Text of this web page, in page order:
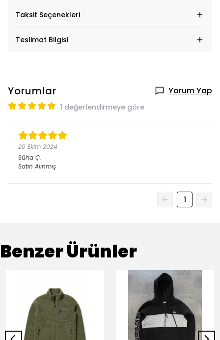
Taksit Seçenekleri
Teslimat Bilgisi
Yorumlar Yorum Yap
1 değerlendirmeye göre
20 Ekim 2024
Süha Ç.
Satın Alınmış
1
Benzer Ürünler